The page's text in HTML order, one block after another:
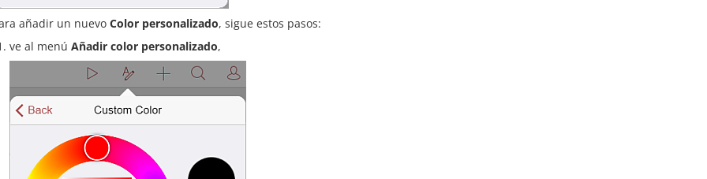
añadir un nuevo Color personalizado, sigue estos pasos:
ve al menú Añadir color personalizado,